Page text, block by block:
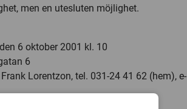
men en utesluten möjlighet.
6 oktober 2001 kl. 10
6
Lorentzon, tel. 031-24 41 62 (hem), e-